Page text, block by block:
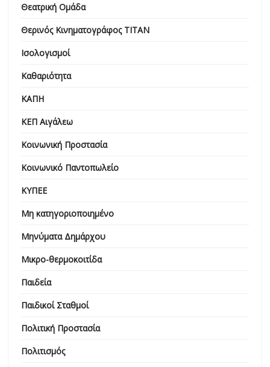
Θεατρική Ομάδα
Θερινός Κινηματογράφος ΤΙΤΑΝ
Ισολογισμοί
Καθαριότητα
ΚΑΠΗ
ΚΕΠ Αιγάλεω
Κοινωνική Προστασία
Κοινωνικό Παντοπωλείο
ΚΥΠΕΕ
Μη κατηγοριοποιημένο
Μηνύματα Δημάρχου
Μικρο-θερμοκοιτίδα
Παιδεία
Παιδικοί Σταθμοί
Πολιτική Προστασία
Πολιτισμός